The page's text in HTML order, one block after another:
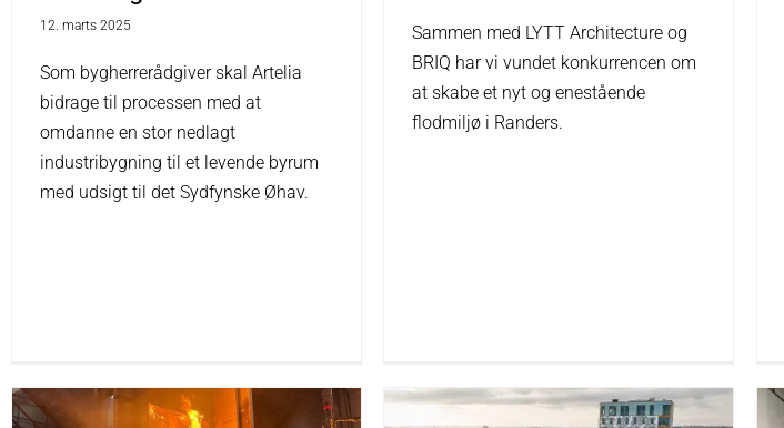
12. marts 2025
Som bygherrerådgiver skal Artelia
bidrage til processen med at
omdanne en stor nedlagt
industribygning til et levende byrum
med udsigt til det Sydfynske Øhav.
Sammen med LYTT Architecture og
BRIQ har vi vundet konkurrencen om
at skabe et nyt og enestående
flodmiljø i Randers.